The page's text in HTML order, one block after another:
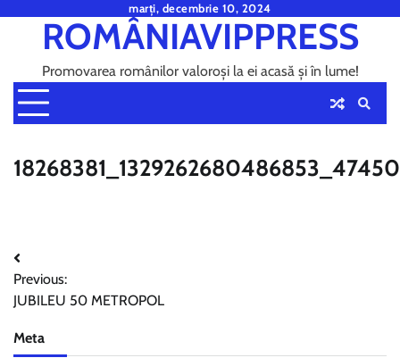
content
marți, decembrie 10, 2024
ROMÂNIAVIPPRESS
Promovarea românilor valoroși la ei acasă și în lume!
Navigare
în
articole
Previous:
JUBILEU 50 METROPOL
Meta